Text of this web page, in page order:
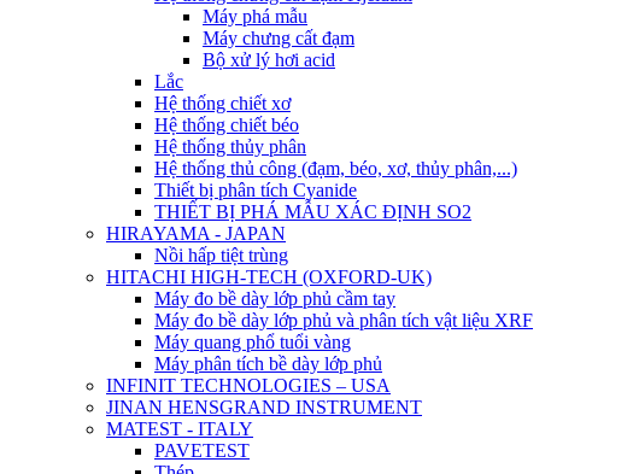
Máy phá mẫu
Máy chưng cất đạm
Bộ xử lý hơi acid
Lắc
Hệ thống chiết xơ
Hệ thống chiết béo
Hệ thống thủy phân
Hệ thống thủ công (đạm, béo, xơ, thủy phân,...)
Thiết bị phân tích Cyanide
THIẾT BỊ PHÁ MẪU XÁC ĐỊNH SO2
HIRAYAMA - JAPAN
Nồi hấp tiệt trùng
HITACHI HIGH-TECH (OXFORD-UK)
Máy đo bề dày lớp phủ cầm tay
Máy đo bề dày lớp phủ và phân tích vật liệu XRF
Máy quang phổ tuổi vàng
Máy phân tích bề dày lớp phủ
INFINIT TECHNOLOGIES – USA
JINAN HENSGRAND INSTRUMENT
MATEST - ITALY
PAVETEST